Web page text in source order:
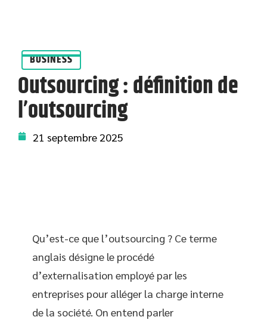
BUSINESS
Outsourcing : définition de
l’outsourcing
21 septembre 2025
Qu’est-ce que l’outsourcing ? Ce terme
anglais désigne le procédé
d’externalisation employé par les
entreprises pour alléger la charge interne
de la société. On entend parler